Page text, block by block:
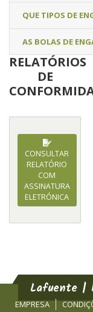
QUE TIPOS DE
AS BOLAS DE
RELATÓRIOS
DE
CONSULTAR
RELATÓRIO
COM
ASSINATURA
ELETRÓNICA
Lafuente |
EMPRESA